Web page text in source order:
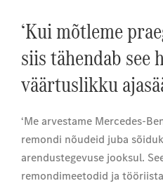
‘Kui mõtleme
siis tähendab see
väärtuslikku
‘Me arvestame Mercedes-
remondi nõudeid juba
arendustegevuse jooksul.
remondimeetodid ja